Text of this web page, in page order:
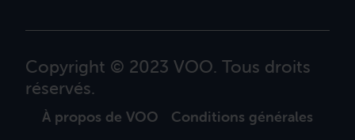
Copyright © 2023 VOO. Tous droits
réservés.
À propos de VOO
Conditions générales